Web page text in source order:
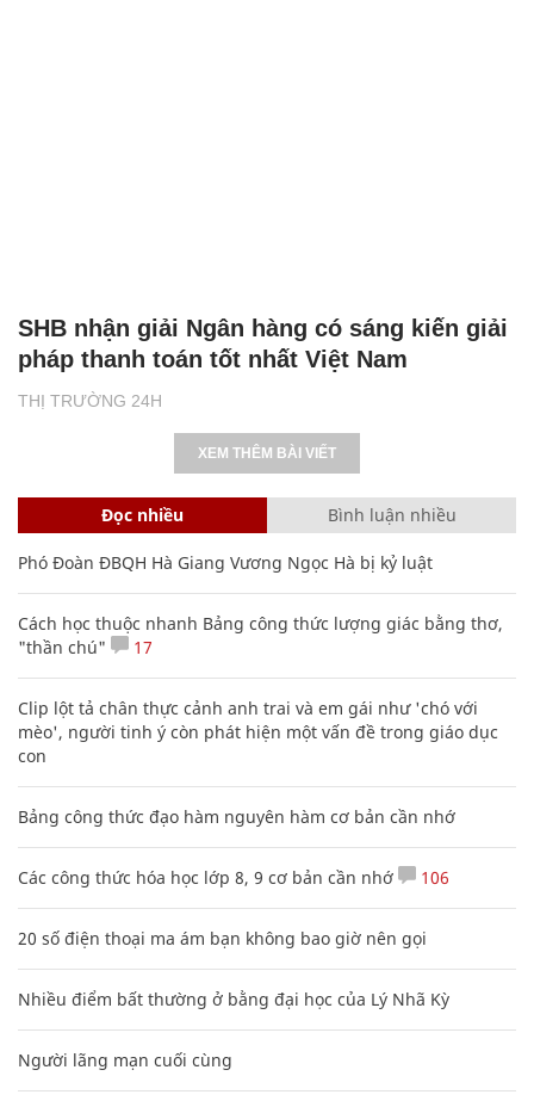
THỊ TRƯỜNG 24H
SHB nhận giải Ngân hàng có sáng kiến giải
pháp thanh toán tốt nhất Việt Nam
XEM THÊM BÀI VIẾT
Đọc nhiều Bình luận nhiều
Phó Đoàn ĐBQH Hà Giang Vương Ngọc Hà bị kỷ luật
Cách học thuộc nhanh Bảng công thức lượng giác bằng thơ,
"thần chú"
17
Clip lột tả chân thực cảnh anh trai và em gái như 'chó với
mèo', người tinh ý còn phát hiện một vấn đề trong giáo dục
con
Bảng công thức đạo hàm nguyên hàm cơ bản cần nhớ
Các công thức hóa học lớp 8, 9 cơ bản cần nhớ 106
20 số điện thoại ma ám bạn không bao giờ nên gọi
Nhiều điểm bất thường ở bằng đại học của Lý Nhã Kỳ
Người lãng mạn cuối cùng